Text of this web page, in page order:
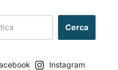
Cerca
Instagram